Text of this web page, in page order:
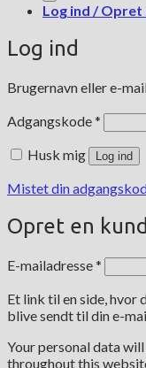
Log ind /
Log ind
Brugernavn eller e-
Adgangskode*
Husk mig Log ind
Mistet din
Opret en
E-mailadresse*
Et link til en side, hvor
blive sendt til din e-
Your personal data
throughout this